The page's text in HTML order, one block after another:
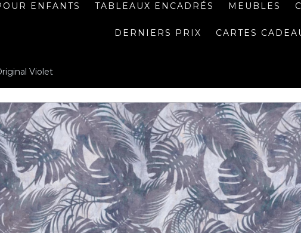
ENFANTS TABLEAUX ENCADRÉS MEUBLES
DERNIERS PRIX CARTES
Violet